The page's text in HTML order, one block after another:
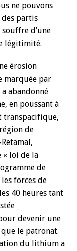
ne pouvons
des partis
d’une
légitimité.
érosion
marquée par
abandonné
en poussant à
transpacifique,
de
« loi de la
de
forces de
40 heures tant
devenir une
le patronat.
du lithium a